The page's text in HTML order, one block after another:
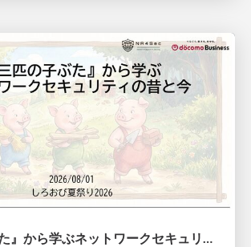
『三匹の子ぶた』から学ぶネットワークセキュリティの昔と今 / Network Security: Then and Now Through the Lens of The Three Little Pigs